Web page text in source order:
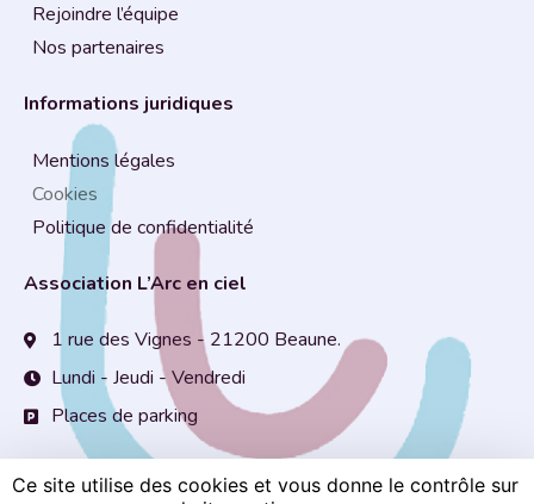
Association L’Arc en ciel
1 rue des Vignes - 21200 Beaune.
Lundi - Jeudi - Vendredi
Places de parking
Informations juridiques
Mentions légales
Cookies
Politique de confidentialité
Rejoindre l’équipe
Nos partenaires
Ce site utilise des cookies et vous donne le contrôle sur